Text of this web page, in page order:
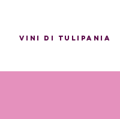
Vini di Tulipania